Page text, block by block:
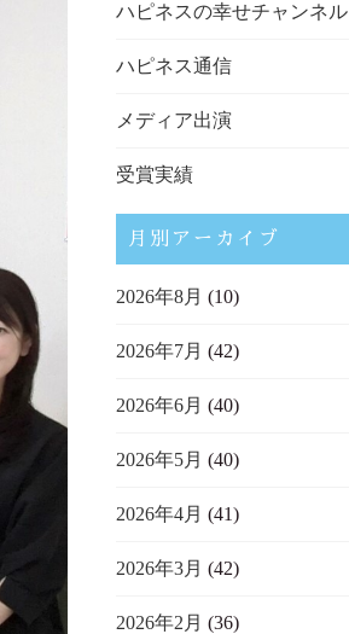
ハピネスの幸せチャンネル
ハピネス通信
メディア出演
受賞実績
月別アーカイブ
2026年8月 (10)
2026年7月 (42)
2026年6月 (40)
2026年5月 (40)
2026年4月 (41)
2026年3月 (42)
2026年2月 (36)